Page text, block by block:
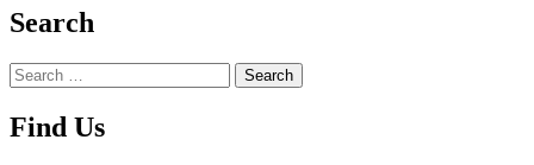
Search
Search
for:
Find Us